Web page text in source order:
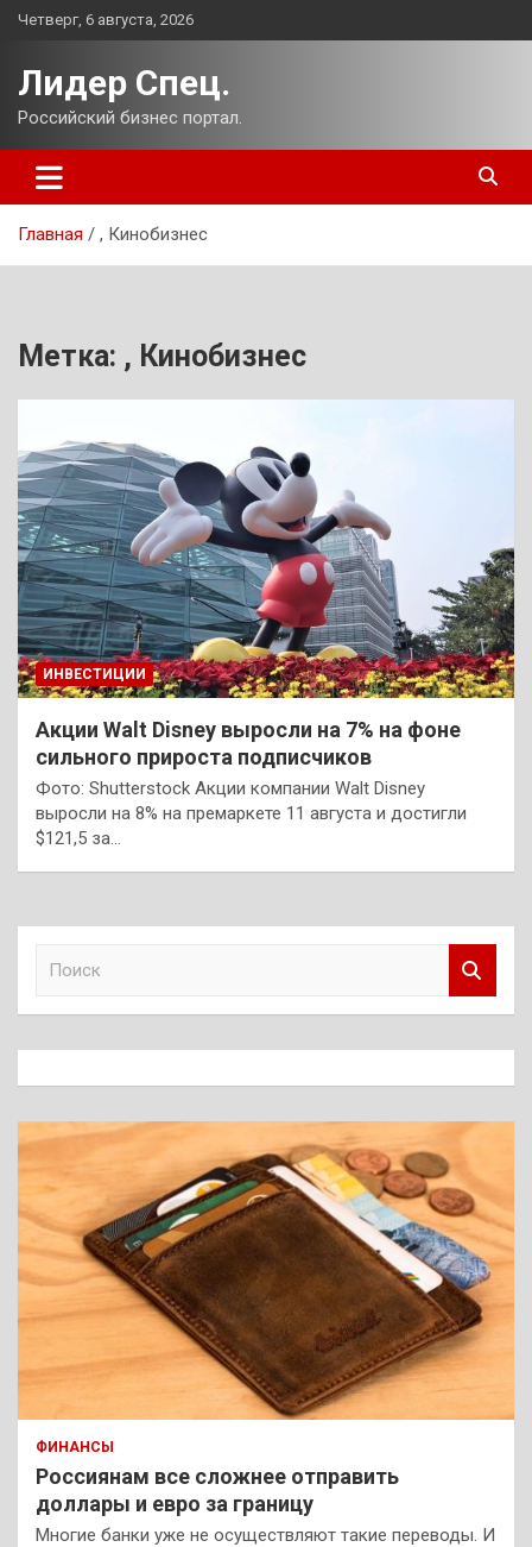
Перейти
Четверг, 6 августа, 2026
Лидер Спец.
Российский бизнес портал.
Главная , Кинобизнес
Метка: , Кинобизнес
ИНВЕСТИЦИИ
Акции Walt Disney выросли на 7% на фоне
сильного прироста подписчиков
Фото: Shutterstock Акции компании Walt Disney
выросли на 8% на премаркете 11 августа и достигли
$121,5 за…
к
ФИНАНСЫ
Россиянам все сложнее отправить
доллары и евро за границу
Многие банки уже не осуществляют такие переводы. И